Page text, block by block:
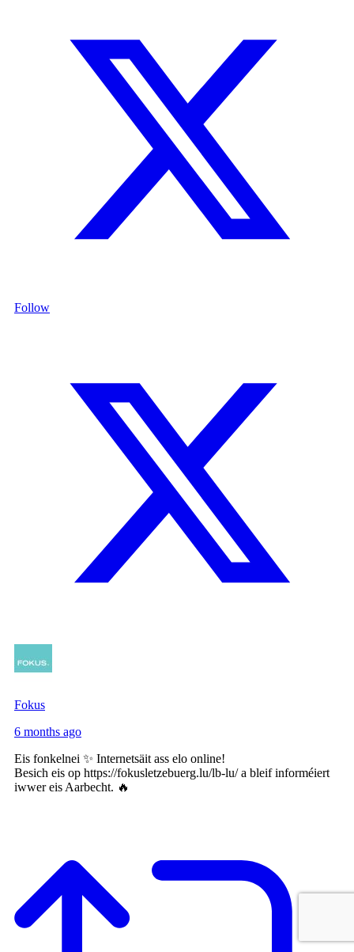
Follow
Fokus
6 months ago
Eis fonkelnei ✨ Internetsäit ass elo online!
Besich eis op https://fokusletzebuerg.lu/lb-lu/ a bleif informéiert
iwwer eis Aarbecht. 🔥